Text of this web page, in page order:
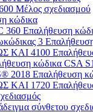
Μέλος σχεδιασμού
κώδικα
360 Επαλήθευση
3
ΚΑΙ 4100
κώδικα CSA
2018 Επαλήθευση
ΚΑΙ 1720
σύνθετου